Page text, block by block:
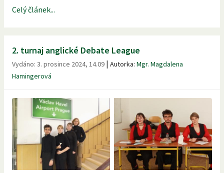
Celý článek...
2. turnaj anglické Debate League
Vydáno: 3. prosince 2024, 14.09 | Autorka: Mgr. Magdalena
Hamingerová